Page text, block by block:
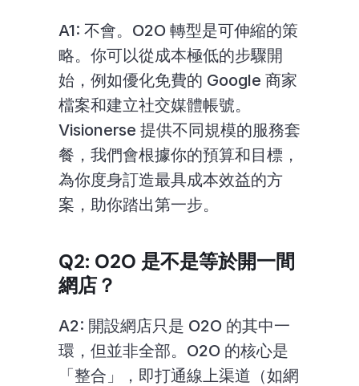
A1: 不會。O2O 轉型是可伸縮的策
略。你可以從成本極低的步驟開
始，例如優化免費的 Google 商家
檔案和建立社交媒體帳號。
Visionerse 提供不同規模的服務套
餐，我們會根據你的預算和目標，
為你度身訂造最具成本效益的方
案，助你踏出第一步。
Q2: O2O 是不是等於開一間
網店？
A2: 開設網店只是 O2O 的其中一
環，但並非全部。O2O 的核心是
「整合」，即打通線上渠道（如網